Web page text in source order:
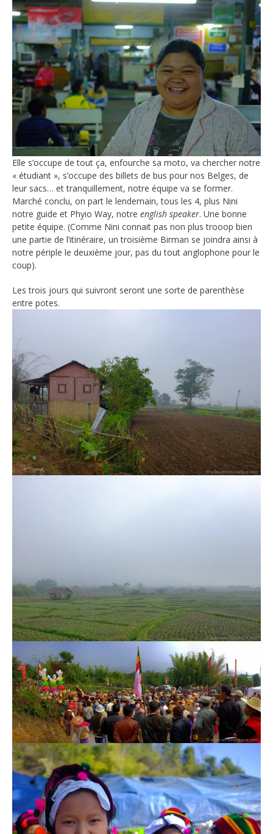
Elle s’occupe de tout ça, enfourche sa moto, va chercher notre
« étudiant », s’occupe des billets de bus pour nos Belges, de
leur sacs… et tranquillement, notre équipe va se former.
Marché conclu, on part le lendemain, tous les 4, plus Nini
notre guide et Phyio Way, notre english speaker. Une bonne
petite équipe. (Comme Nini connait pas non plus trooop bien
une partie de l’itinéraire, un troisième Birman se joindra ainsi à
notre périple le deuxième jour, pas du tout anglophone pour le
coup).
Les trois jours qui suivront seront une sorte de parenthèse
entre potes.